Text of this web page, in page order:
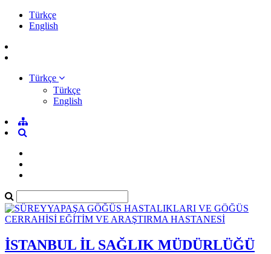
Türkçe
English
Türkçe
Türkçe
English
İSTANBUL İL SAĞLIK MÜDÜRLÜĞÜ